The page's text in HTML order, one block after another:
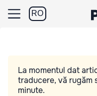
RO
La momentul dat
traducere, vă rugăm
minute.